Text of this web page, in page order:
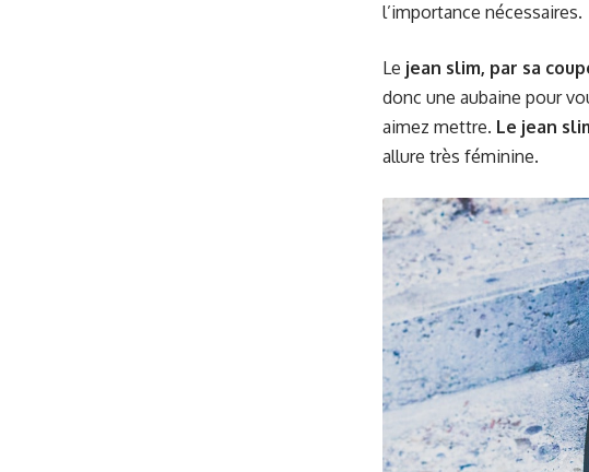
l’importance nécessaires.
Le jean slim, par sa
donc une aubaine pour
aimez mettre. Le jean
allure très féminine.